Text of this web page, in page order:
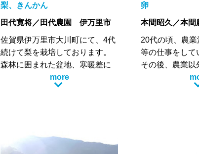
梨、きんかん
田代寛将／田代農園 伊万里市
佐賀県伊万里市大川町にて、4代
続けて梨を栽培しております。
森林に囲まれた盆地、寒暖差に
より美しく霧が生み出されると
ころで、梨(幸水、豊水、あきづ
になって頂けるよう、自信ある
ものをお届けします！
more
卵
本間昭久／本
20代の頃、農
等の仕事をして
その後、農業以
しましたが
地、神埼市脊